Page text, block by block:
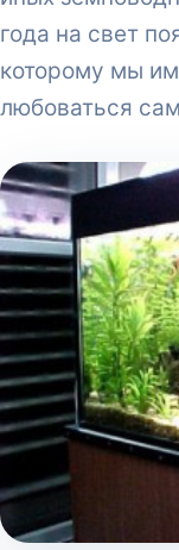
года на свет
которому мы
любоваться